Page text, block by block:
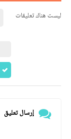
ليست هناك تعليقات
إرسال تعليق